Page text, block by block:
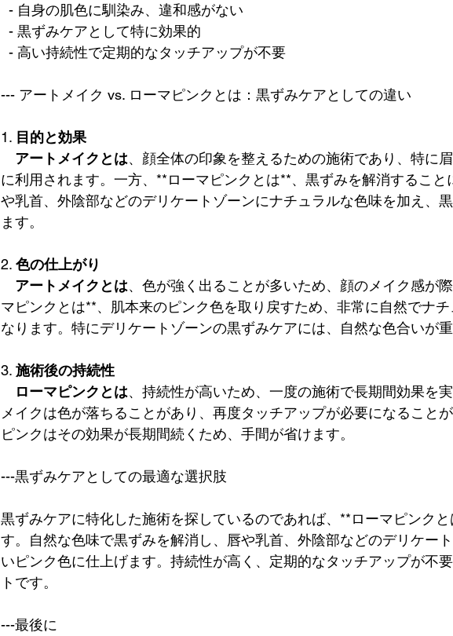
- 自身の肌色に馴染み、違和感がない
- 黒ずみケアとして特に効果的
- 高い持続性で定期的なタッチアップが不要
--- アートメイク vs. ローマピンクとは：黒ずみケアとしての違い
1. 目的と効果
アートメイクとは、顔全体の印象を整えるための施術であり、特に
に利用されます。一方、**ローマピンクとは**、黒ずみを解消すること
や乳首、外陰部などのデリケートゾーンにナチュラルな色味を加え、
ます。
2. 色の仕上がり
アートメイクとは、色が強く出ることが多いため、顔のメイク感が
マピンクとは**、肌本来のピンク色を取り戻すため、非常に自然でナ
なります。特にデリケートゾーンの黒ずみケアには、自然な色合いが重
3. 施術後の持続性
ローマピンクとは、持続性が高いため、一度の施術で長期間効果を
メイクは色が落ちることがあり、再度タッチアップが必要になること
ピンクはその効果が長期間続くため、手間が省けます。
---黒ずみケアとしての最適な選択肢
黒ずみケアに特化した施術を探しているのであれば、**ローマピンク
す。自然な色味で黒ずみを解消し、唇や乳首、外陰部などのデリケー
いピンク色に仕上げます。持続性が高く、定期的なタッチアップが不
トです。
---最後に